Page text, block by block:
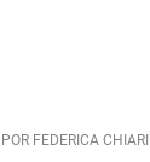
POR FEDERICA